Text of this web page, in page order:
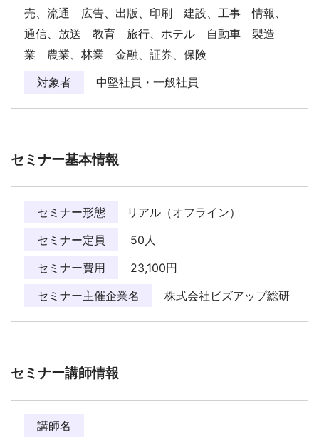
売、流通 広告、出版、印刷 建設、工事 情報、
通信、放送 教育 旅行、ホテル 自動車 製造
業 農業、林業 金融、証券、保険
対象者
中堅社員・一般社員
セミナー基本情報
セミナー形態
リアル（オフライン）
セミナー定員
50人
セミナー費用
23,100円
セミナー主催企業名
株式会社ビズアップ総研
セミナー講師情報
講師名